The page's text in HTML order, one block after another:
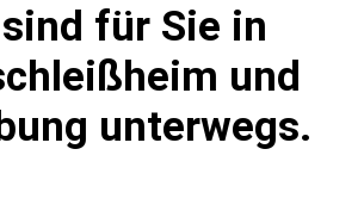
für Sie in
und
unterwegs.